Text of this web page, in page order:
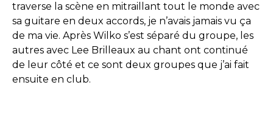
traverse la scène en mitraillant tout le monde avec
sa guitare en deux accords, je n’avais jamais vu ça
de ma vie. Après Wilko s’est séparé du groupe, les
autres avec Lee Brilleaux au chant ont continué
de leur côté et ce sont deux groupes que j’ai fait
ensuite en club.